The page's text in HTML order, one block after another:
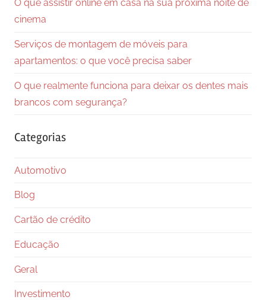
O que assistir online em casa na sua próxima noite de
cinema
Serviços de montagem de móveis para
apartamentos: o que você precisa saber
O que realmente funciona para deixar os dentes mais
brancos com segurança?
Categorias
Automotivo
Blog
Cartão de crédito
Educação
Geral
Investimento